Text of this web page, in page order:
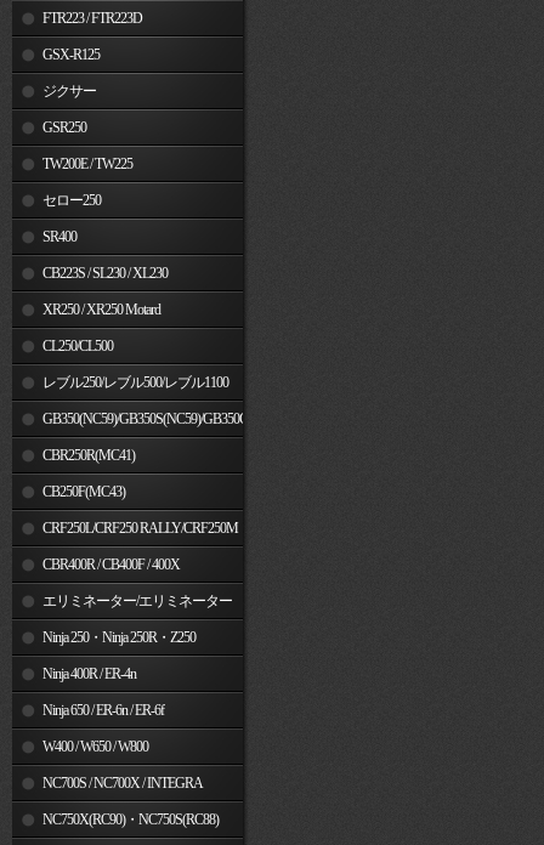
FTR223 / FTR223D
GSX-R125
ジクサー
GSR250
TW200E / TW225
セロー250
SR400
CB223S / SL230 / XL230
XR250 / XR250 Motard
CL250/CL500
レブル250/レブル500/レブル1100
GB350(NC59)/GB350S(NC59)/GB350C(NC64)
CBR250R(MC41)
CB250F(MC43)
CRF250L/CRF250 RALLY/CRF250M
CBR400R / CB400F / 400X
エリミネーター/エリミネーター
SE Ninja 250・Ninja 250R・Z250
Ninja 400R / ER-4n
Ninja 650 / ER-6n / ER-6f
W400 / W650 / W800
NC700S / NC700X / INTEGRA
NC750X(RC90)・NC750S(RC88)